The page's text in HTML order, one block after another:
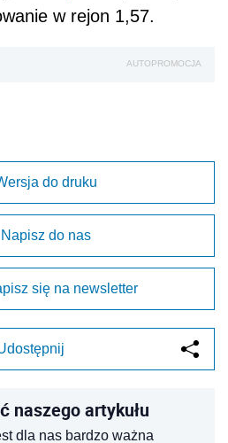
w rejon 1,57.
AUTOPROMOCJA
do druku
Napisz do nas
się na newsletter
naszego artykułu
dla nas bardzo ważna